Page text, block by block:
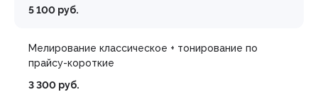
5 100 руб.
Мелирование классическое + тонирование по
прайсу-короткие
3 300 руб.